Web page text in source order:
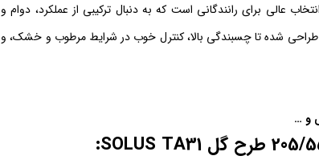
عالی برای رانندگانی است که به دنبال ترکیبی از عملکرد، دوام و
شده تا چسبندگی بالا، کنترل خوب در شرایط مرطوب و خشک، و
: